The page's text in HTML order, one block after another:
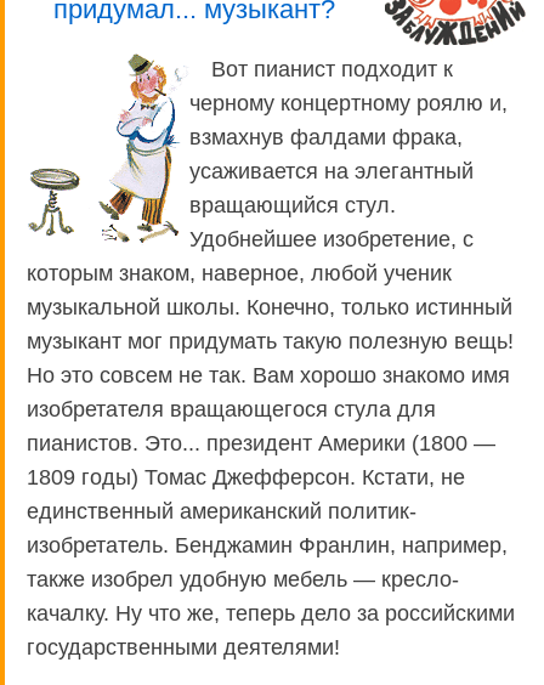
придумал... музыкант?
Вот пианист подходит к
черному концертному роялю и,
взмахнув фалдами фрака,
усаживается на элегантный
вращающийся стул.
Удобнейшее изобретение, с
которым знаком, наверное, любой ученик
музыкальной школы. Конечно, только истинный
музыкант мог придумать такую полезную вещь!
Но это совсем не так. Вам хорошо знакомо имя
изобретателя вращающегося стула для
пианистов. Это... президент Америки (1800 —
1809 годы) Томас Джефферсон. Кстати, не
единственный американский политик-
изобретатель. Бенджамин Франлин, например,
также изобрел удобную мебель — кресло-
качалку. Ну что же, теперь дело за российскими
государственными деятелями!